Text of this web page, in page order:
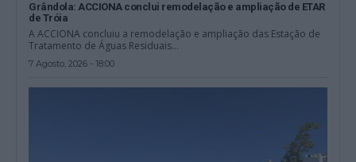
Grândola: ACCIONA conclui remodelação e ampliação de ETAR
de Tróia
A ACCIONA concluiu a remodelação e ampliação das Estação de
Tratamento de Águas Residuais...
7 Agosto, 2026 - 18:00